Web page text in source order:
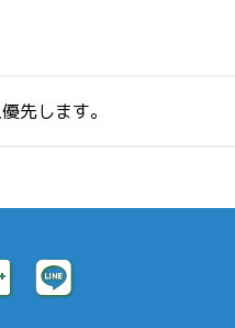
先します。